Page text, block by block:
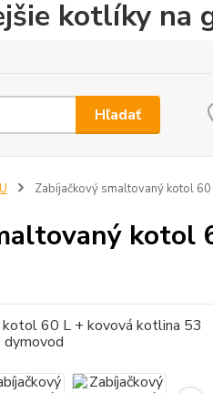
kotlíky na
Hľadať
Zabíjačkový smaltovaný kotol
kotol